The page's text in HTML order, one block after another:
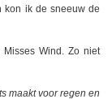
kon ik de sneeuw de
Wind. Zo niet
maakt voor regen en